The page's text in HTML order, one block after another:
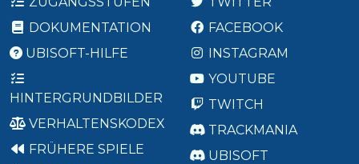
DOKUMENTATION
UBISOFT-HILFE
HINTERGRUNDBILDER
VERHALTENSKODEX
FRÜHERE SPIELE
FACEBOOK
INSTAGRAM
YOUTUBE
TWITCH
TRACKMANIA
UBISOFT